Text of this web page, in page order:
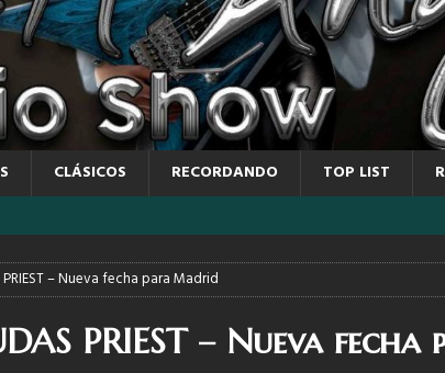
CLÁSICOS RECORDANDO TOP LIST
PRIEST – Nueva fecha para Madrid
PRIEST – Nueva